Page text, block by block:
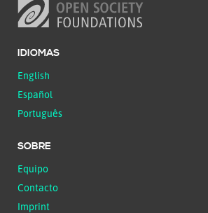
IDIOMAS
English
Español
Português
SOBRE
Equipo
Contacto
Imprint